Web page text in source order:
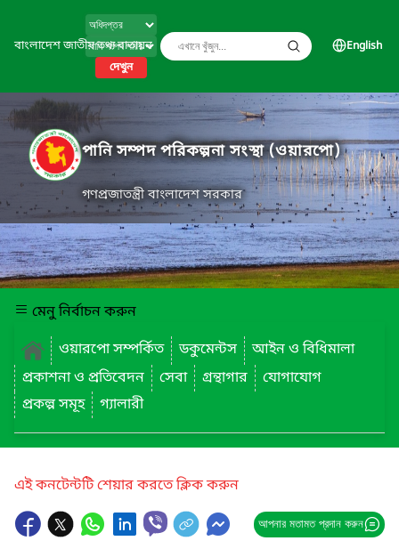
বাংলাদেশ জাতীয় তথ্য বাতায়ন
দেখুন
English
পানি সম্পদ পরিকল্পনা সংস্থা (ওয়ারপো)
গণপ্রজাতন্ত্রী বাংলাদেশ সরকার
মেনু নির্বাচন করুন
ওয়ারপো সম্পর্কিত
ডকুমেন্টস
আইন ও বিধিমালা
প্রকাশনা ও প্রতিবেদন
সেবা গ্রন্থাগার
যোগাযোগ
প্রকল্প সমূহ
গ্যালারী
এই কনটেন্টটি শেয়ার করতে ক্লিক করুন
আপনার মতামত প্রদান করুন